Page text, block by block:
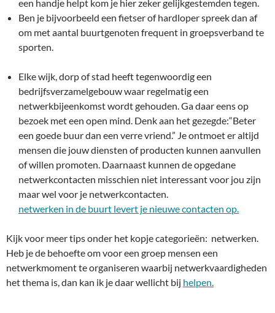
een handje helpt kom je hier zeker gelijkgestemden tegen.
Ben je bijvoorbeeld een fietser of hardloper spreek dan af
om met aantal buurtgenoten frequent in groepsverband te
sporten.
Elke wijk, dorp of stad heeft tegenwoordig een
bedrijfsverzamelgebouw waar regelmatig een
netwerkbijeenkomst wordt gehouden. Ga daar eens op
bezoek met een open mind. Denk aan het gezegde:“Beter
een goede buur dan een verre vriend.” Je ontmoet er altijd
mensen die jouw diensten of producten kunnen aanvullen
of willen promoten. Daarnaast kunnen de opgedane
netwerkcontacten misschien niet interessant voor jou zijn
maar wel voor je netwerkcontacten.
netwerken in de buurt levert je nieuwe contacten op.
Kijk voor meer tips onder het kopje categorieën: netwerken.
Heb je de behoefte om voor een groep mensen een
netwerkmoment te organiseren waarbij netwerkvaardigheden
het thema is, dan kan ik je daar wellicht bij helpen.